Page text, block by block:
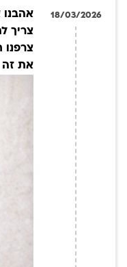
18/03/2026
אהבנו
צריך
צרפנו
את זה